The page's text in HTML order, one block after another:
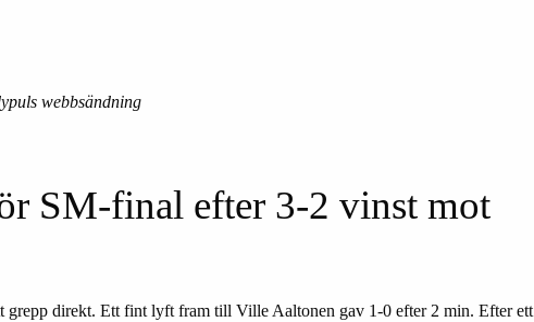
webbsändning
SM-final efter 3-2 vinst mot
grepp direkt. Ett fint lyft fram till Ville Aaltonen gav 1-0 efter 2 min. Efter ett